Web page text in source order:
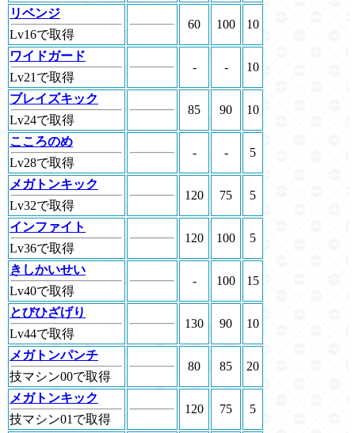
リベンジ
Lv16で取得
60 100 10
ワイドガード
Lv21で取得
- - 10
ブレイズキック
Lv24で取得
85 90 10
こころのめ
Lv28で取得
- - 5
メガトンキック
Lv32で取得
120 75 5
インファイト
Lv36で取得
120 100 5
きしかいせい
Lv40で取得
- 100 15
とびひざげり
Lv44で取得
130 90 10
メガトンパンチ
技マシン00で取得
80 85 20
メガトンキック
技マシン01で取得
120 75 5